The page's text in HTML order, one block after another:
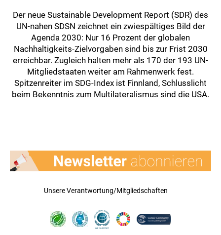
Der neue Sustainable Development Report (SDR) des
UN-nahen SDSN zeichnet ein zwiespältiges Bild der
Agenda 2030: Nur 16 Prozent der globalen
Nachhaltigkeits-Zielvorgaben sind bis zur Frist 2030
erreichbar. Zugleich halten mehr als 170 der 193 UN-
Mitgliedstaaten weiter am Rahmenwerk fest.
Spitzenreiter im SDG-Index ist Finnland, Schlusslicht
beim Bekenntnis zum Multilateralismus sind die USA.
Unsere Verantwortung/Mitgliedschaften